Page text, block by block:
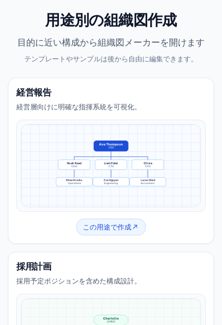
用途別の組織図作成
目的に近い構成から組織図メーカーを開けます
テンプレートやサンプルは後から自由に編集できます。
経営報告
経営層向けに明確な指揮系統を可視化。
Ava Thompson
CEO
Noah Reed
COO
Liam Patel
CTO
Olivia
CFO
Ethan Brooks
Operations
Zoe Nguyen
Engineering
Lucas Ward
Accountant
この用途で作成
採用計画
採用予定ポジションを含めた構成設計。
Charlotte
CHRO